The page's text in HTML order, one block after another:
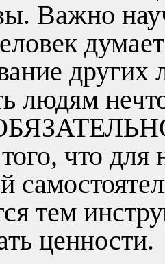
Важно
других
людям
что
тем
ценности.